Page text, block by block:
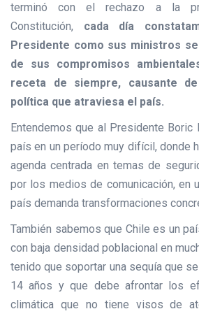
terminó con el rechazo a la
Constitución, cada día
Presidente como sus ministros
de sus compromisos
receta de siempre, causante
política que atraviesa el país.
Entendemos que al Presidente
país en un período muy difícil, donde
agenda centrada en temas de
por los medios de comunicación, en
país demanda transformaciones
También sabemos que Chile es un
con baja densidad poblacional en
tenido que soportar una sequía que
14 años y que debe afrontar los
climática que no tiene visos de